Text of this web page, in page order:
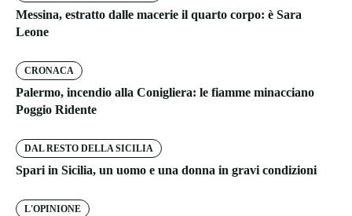
Messina, estratto dalle macerie il quarto corpo: è Sara
Leone
CRONACA
Palermo, incendio alla Conigliera: le fiamme minacciano
Poggio Ridente
DAL RESTO DELLA SICILIA
Spari in Sicilia, un uomo e una donna in gravi condizioni
L'OPINIONE